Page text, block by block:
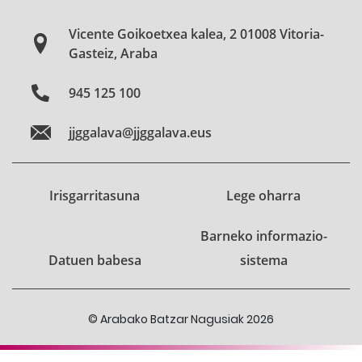
Vicente Goikoetxea kalea, 2 01008 Vitoria-
Gasteiz, Araba
945 125 100
jjggalava@jjggalava.eus
Irisgarritasuna Lege oharra
Datuen babesa
Barneko informazio-
sistema
© Arabako Batzar Nagusiak 2026